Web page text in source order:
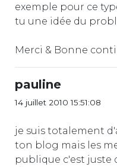
exemple pour ce
tu une idée du
Merci & Bonne
pauline
14 juillet 2010 15:51:08
je suis totalement
ton blog mais les
publique c'est juste